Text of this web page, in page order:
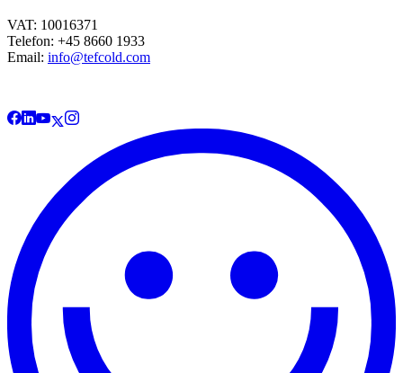
VAT: 10016371
Telefon: +45 8660 1933
Email: info@tefcold.com